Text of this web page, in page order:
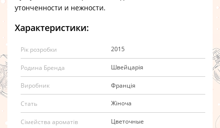
утонченности и нежности.
Характеристики:
Рік розробки 2015
Родина Бренда Швейцарія
Виробник Франція
Стать Жіноча
Сімейства ароматів Цветочные